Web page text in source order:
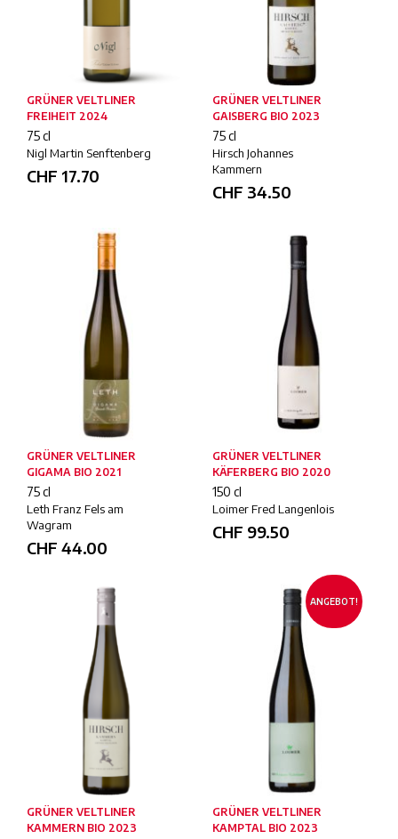
GRÜNER VELTLINER
FREIHEIT 2024
75 cl
Nigl Martin Senftenberg
CHF 17.70
GRÜNER VELTLINER
GAISBERG BIO 2023
75 cl
Hirsch Johannes
Kammern
CHF 34.50
GRÜNER VELTLINER
GIGAMA BIO 2021
75 cl
Leth Franz Fels am
Wagram
CHF 44.00
GRÜNER VELTLINER
KÄFERBERG BIO 2020
150 cl
Loimer Fred Langenlois
CHF 99.50
GRÜNER VELTLINER
KAMMERN BIO 2023
ANGEBOT!
GRÜNER VELTLINER
KAMPTAL BIO 2023